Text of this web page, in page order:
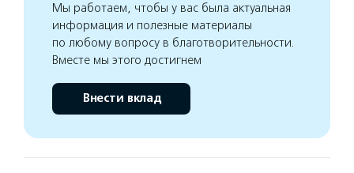
Мы работаем, чтобы у вас была актуальная
информация и полезные материалы
по любому вопросу в благотворительности.
Вместе мы этого достигнем
Внести вклад